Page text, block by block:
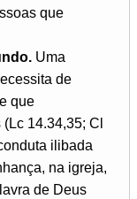
que
Uma
de
que
14.34,35; Cl
ilibada
na igreja,
de Deus